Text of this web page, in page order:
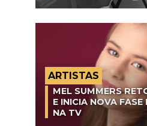
ARTISTAS
MEL SUMMERS
E INICIA NOVA FASE
NA TV